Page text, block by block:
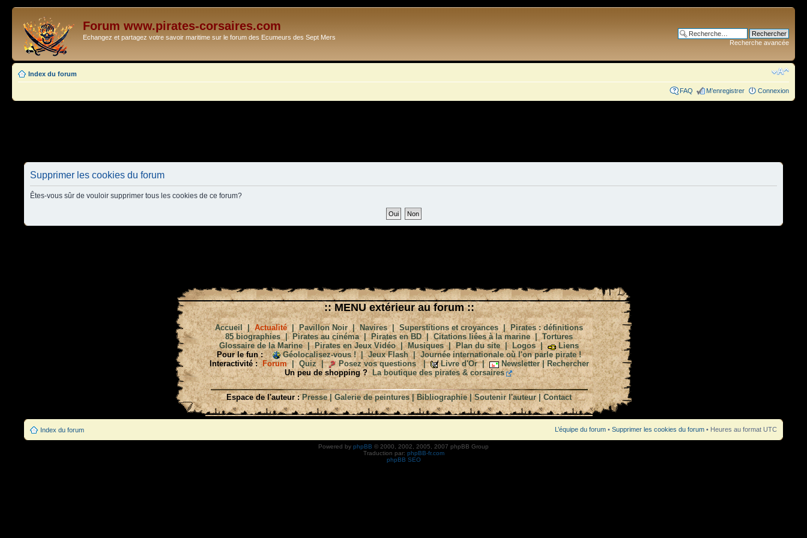
Forum www.pirates-corsaires.com
Echangez et partagez votre savoir maritime sur le forum des Ecumeurs des Sept Mers
Recherche avancée
Index du forum
FAQ M’enregistrer Connexion
Supprimer les cookies du forum
Êtes-vous sûr de vouloir supprimer tous les cookies de ce forum?
:: MENU extérieur au forum ::
Accueil |Actualité|Pavillon Noir|Navires|Superstitions et croyances|Pirates : définitions
85 biographies| Pirates au cinéma|Pirates en BD|Citations liées à la marine|Tortures
Glossaire de la Marine|Pirates en Jeux Vidéo|Musiques|Plan du site|Logos|
Liens
Pour le fun :
Géolocalisez-vous !|Jeux Flash|Journée internationale où l'on parle pirate !
Interactivité : Forum| Quiz| Posez vos questions| Livre d'Or| Newsletter| Rechercher
Un peu de shopping ?
La boutique des pirates & corsaires
Espace de l'auteur : Presse|Galerie de peintures|Bibliographie|Soutenir l'auteur|Contact
Index du forum L’équipe du forum • Supprimer les cookies du forum • Heures au format UTC
Powered by phpBB © 2000, 2002, 2005, 2007 phpBB Group
Traduction par: phpBB-fr.com
phpBB SEO